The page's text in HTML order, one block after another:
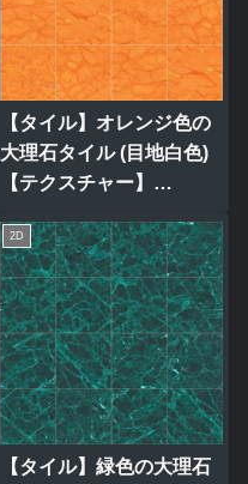
【タイル】オレンジ色の
大理石タイル (目地白色)
【テクスチャー】
2D
【タイル】緑色の大理石